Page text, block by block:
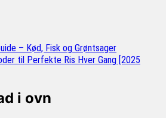
– Kød, Fisk og Grøntsager
til Perfekte Ris Hver Gang [2025
i ovn